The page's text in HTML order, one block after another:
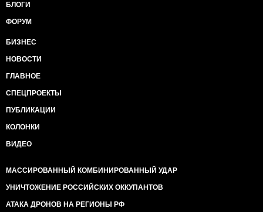
БЛОГИ
ФОРУМ
БИЗНЕС
НОВОСТИ
ГЛАВНОЕ
СПЕЦПРОЕКТЫ
ПУБЛИКАЦИИ
КОЛОНКИ
ВИДЕО
МАССИРОВАННЫЙ КОМБИНИРОВАННЫЙ УДАР
УНИЧТОЖЕНИЕ РОССИЙСКИХ ОККУПАНТОВ
АТАКА ДРОНОВ НА РЕГИОНЫ РФ